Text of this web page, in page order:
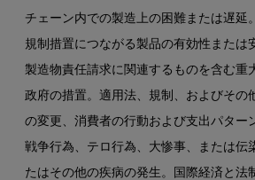
チェーン内での製造上の困難または遅延
規制措置につながる製品の有効性または
製造物責任請求に関連するものを含む重
政府の措置。適用法、規制、およびその
の変更、消費者の行動および支出パター
戦争行為、テロ行為、大惨事、または伝
たはその他の疾病の発生。国際経済と法